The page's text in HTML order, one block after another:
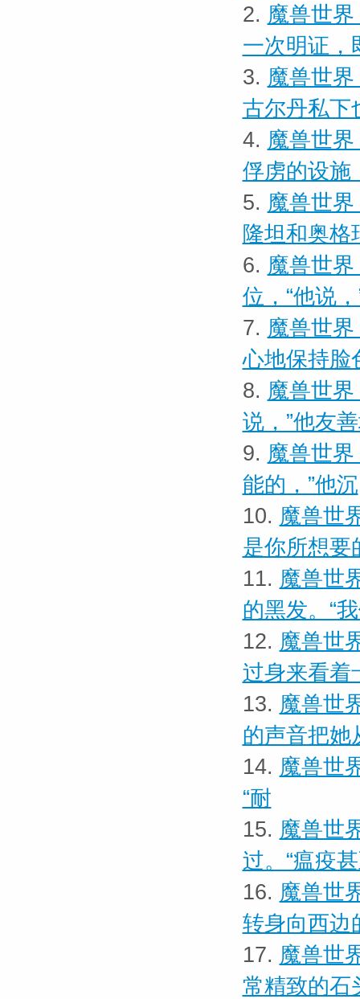
2. 魔兽世
一次明证，
3. 魔兽世
古尔丹私下
4. 魔兽世
俘虏的设施
5. 魔兽世
隆坦和奥格
6. 魔兽世
位，“他说，
7. 魔兽世
心地保持脸
8. 魔兽世
说，”他友
9. 魔兽世
能的，”他沉
10. 魔兽世
是你所想要
11. 魔兽世
的黑发。“
12. 魔兽世
过身来看着
13. 魔兽世
的声音把她
14. 魔兽世
“耐
15. 魔兽世
过。“瘟疫
16. 魔兽世
转身向西边
17. 魔兽世
常精致的石